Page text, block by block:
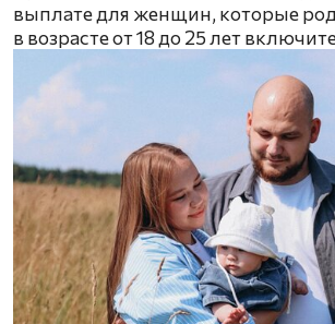
выплате для женщин, которые
в возрасте от 18 до 25 лет